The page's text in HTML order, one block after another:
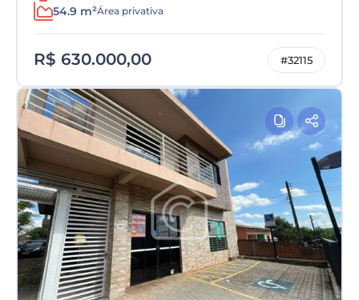
54.9 m²Área privativa
R$ 630.000,00 #32115